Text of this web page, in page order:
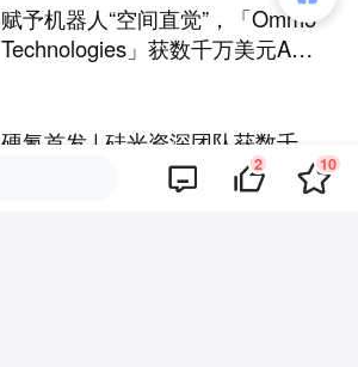
赋予机器人“空间直觉”，「Ommo
Technologies」获数千万美元A轮
硬氪首发 | 硅光资深团队获数千
万天使轮融资，瞄准CPO/OIO下
一代光互连解决方案
2 10